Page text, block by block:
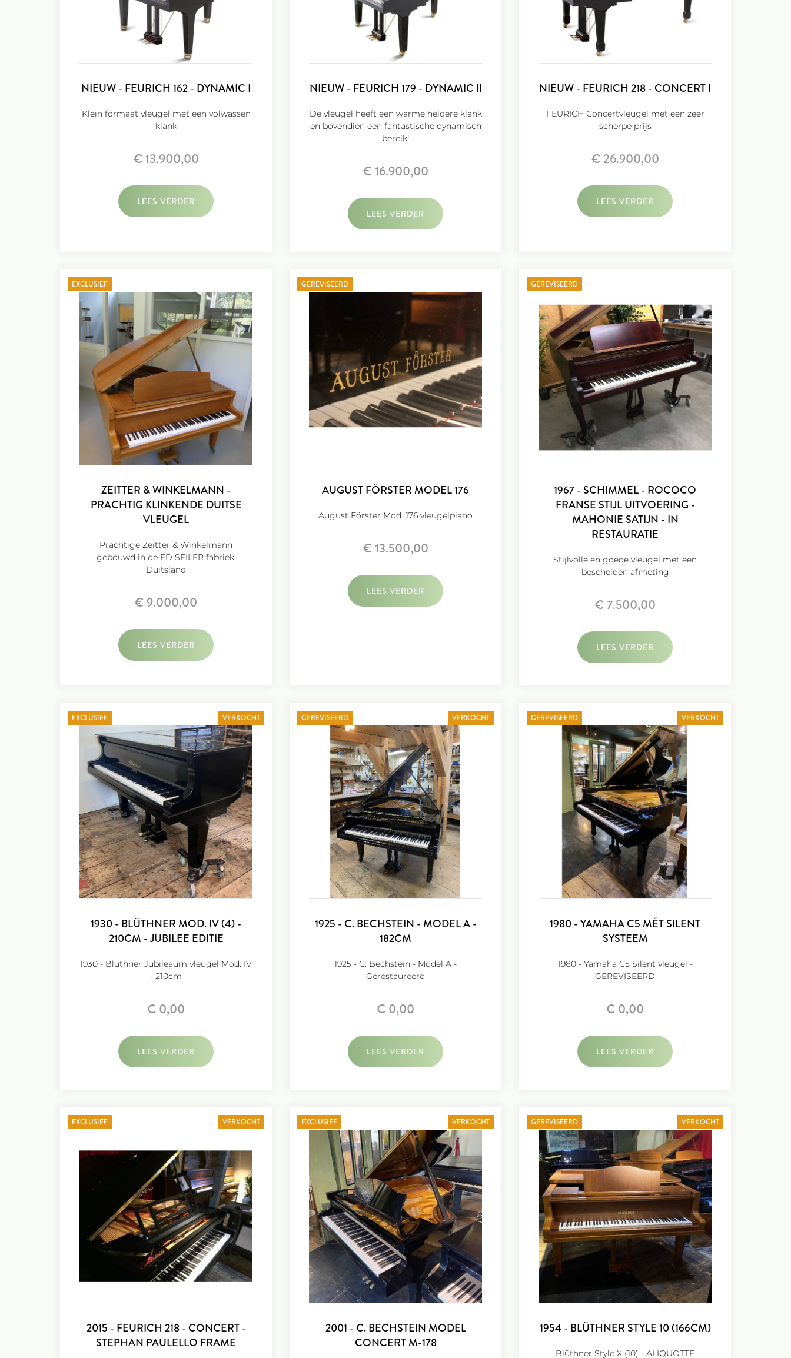
NIEUW - FEURICH 162 - DYNAMIC I
Klein formaat vleugel met een volwassen
klank
€ 13.900,00
LEES VERDER
NIEUW - FEURICH 179 - DYNAMIC II
De vleugel heeft een warme heldere klank
en bovendien een fantastische dynamisch
bereik!
€ 16.900,00
LEES VERDER
NIEUW - FEURICH 218 - CONCERT I
FEURICH Concertvleugel met een zeer
scherpe prijs
€ 26.900,00
LEES VERDER
EXCLUSIEF
ZEITTER & WINKELMANN -
PRACHTIG KLINKENDE DUITSE
VLEUGEL
Prachtige Zeitter & Winkelmann
gebouwd in de ED SEILER fabriek,
Duitsland
€ 9.000,00
LEES VERDER
GEREVISEERD
AUGUST FÖRSTER MODEL 176
August Förster Mod. 176 vleugelpiano
€ 13.500,00
LEES VERDER
GEREVISEERD
1967 - SCHIMMEL - ROCOCO
FRANSE STIJL UITVOERING -
MAHONIE SATIJN - IN
RESTAURATIE
Stijlvolle en goede vleugel met een
bescheiden afmeting
€ 7.500,00
LEES VERDER
EXCLUSIEF VERKOCHT
1930 - BLÜTHNER MOD. IV (4) -
210CM - JUBILEE EDITIE
1930 - Blüthner Jubileaum vleugel Mod. IV
- 210cm
€ 0,00
LEES VERDER
GEREVISEERD VERKOCHT
1925 - C. BECHSTEIN - MODEL A -
182CM
1925 - C. Bechstein - Model A -
Gerestaureerd
€ 0,00
LEES VERDER
GEREVISEERD VERKOCHT
1980 - YAMAHA C5 MÉT SILENT
SYSTEEM
1980 - Yamaha C5 Silent vleugel -
GEREVISEERD
€ 0,00
LEES VERDER
EXCLUSIEF VERKOCHT
2015 - FEURICH 218 - CONCERT -
STEPHAN PAULELLO FRAME
EXCLUSIEF VERKOCHT
2001 - C. BECHSTEIN MODEL
CONCERT M-178
GEREVISEERD VERKOCHT
1954 - BLÜTHNER STYLE 10 (166CM)
Blüthner Style X (10) - ALIQUOTTE